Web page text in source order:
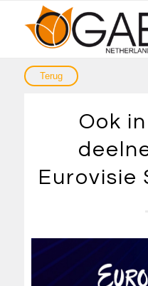
Ook
Eurovisie